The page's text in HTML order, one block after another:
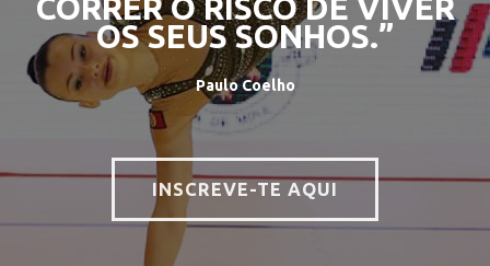
OS SEUS SONHOS.”
Paulo Coelho
INSCREVE-TE AQUI